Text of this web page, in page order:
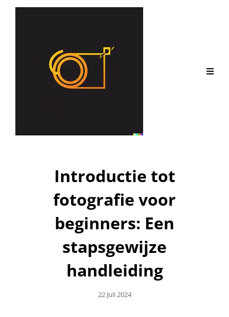
Introductie tot
fotografie voor
beginners: Een
stapsgewijze
handleiding
Geplaatst
22 Juli 2024